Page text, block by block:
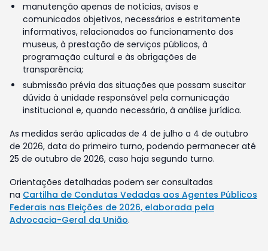
manutenção apenas de notícias, avisos e
comunicados objetivos, necessários e estritamente
informativos, relacionados ao funcionamento dos
museus, à prestação de serviços públicos, à
programação cultural e às obrigações de
transparência;
submissão prévia das situações que possam suscitar
dúvida à unidade responsável pela comunicação
institucional e, quando necessário, à análise jurídica.
As medidas serão aplicadas de 4 de julho a 4 de outubro
de 2026, data do primeiro turno, podendo permanecer até
25 de outubro de 2026, caso haja segundo turno.
Orientações detalhadas podem ser consultadas
na Cartilha de Condutas Vedadas aos Agentes Públicos
Federais nas Eleições de 2026, elaborada pela
Advocacia-Geral da União.